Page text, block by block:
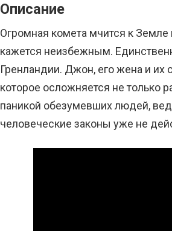
Описание
Огромная комета мчится к Земле
кажется неизбежным.
Гренландии. Джон, его жена и их
которое осложняется не
паникой обезумевших людей,
человеческие законы уже не